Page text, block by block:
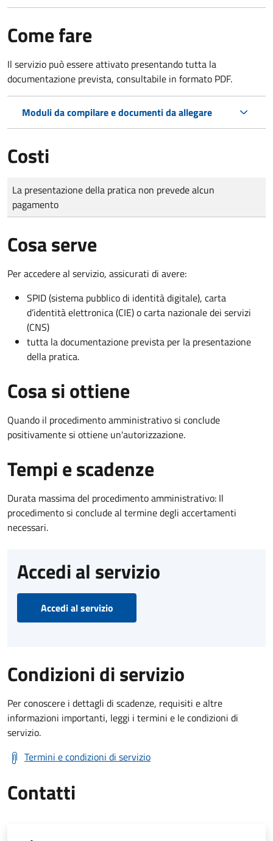
Come fare
Il servizio può essere attivato presentando tutta la
documentazione prevista, consultabile in formato PDF.
Moduli da compilare e documenti da allegare
Costi
Tipo di pagamento
Importo
La presentazione della pratica non prevede alcun
pagamento
Cosa serve
Per accedere al servizio, assicurati di avere:
SPID (sistema pubblico di identità digitale), carta
d’identità elettronica (CIE) o carta nazionale dei servizi
(CNS)
tutta la documentazione prevista per la presentazione
della pratica.
Cosa si ottiene
Quando il procedimento amministrativo si conclude
positivamente si ottiene un'autorizzazione.
Tempi e scadenze
Durata massima del procedimento amministrativo: Il
procedimento si conclude al termine degli accertamenti
necessari.
Accedi al servizio
Accedi al servizio
Condizioni di servizio
Per conoscere i dettagli di scadenze, requisiti e altre
informazioni importanti, leggi i termini e le condizioni di
servizio.
Termini e condizioni di servizio
Contatti